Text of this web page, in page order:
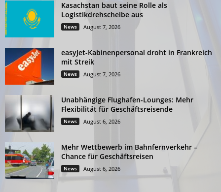
Kasachstan baut seine Rolle als
Logistikdrehscheibe aus
News August 7, 2026
easyJet-Kabinenpersonal droht in Frankreich
mit Streik
News August 7, 2026
Unabhängige Flughafen-Lounges: Mehr
Flexibilität für Geschäftsreisende
News August 6, 2026
Mehr Wettbewerb im Bahnfernverkehr –
Chance für Geschäftsreisen
News August 6, 2026